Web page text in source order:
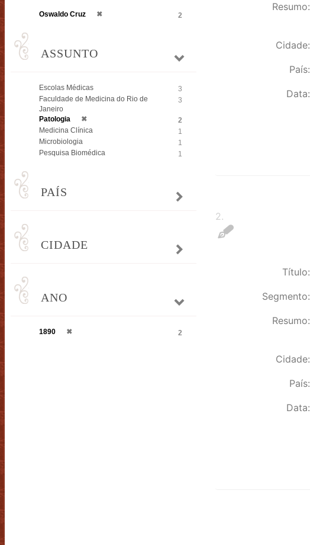
Oswaldo Cruz ✖ 2
ASSUNTO
Escolas Médicas
3
Faculdade de Medicina do Rio de
Janeiro
3
Patologia ✖
2
Medicina Clínica
1
Microbiologia
1
Pesquisa Biomédica
1
PAÍS
CIDADE
ANO
1890 ✖ 2
Resumo:
Cidade:
País:
Data:
2.
Título:
Segmento:
Resumo:
Cidade:
País:
Data: